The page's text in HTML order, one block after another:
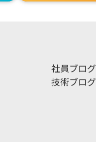
社員ブログ
技術ブログ